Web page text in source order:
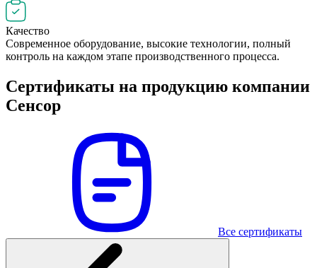
Качество
Современное оборудование, высокие технологии, полный
контроль на каждом этапе производственного процесса.
Сертификаты на продукцию компании
Сенсор
Все сертификаты